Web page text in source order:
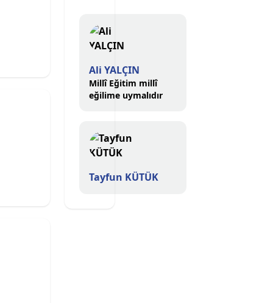
Ali YALÇIN
Millî Eğitim millî
eğilime uymalıdır
Tayfun KÜTÜK